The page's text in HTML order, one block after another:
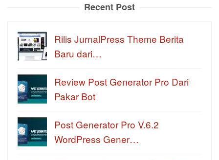
Recent Post
Rilis JurnalPress Theme Berita
Baru dari…
Review Post Generator Pro Dari
Pakar Bot
Post Generator Pro V.6.2
WordPress Gener…